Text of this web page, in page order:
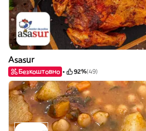
Asasur
Безкоштовно 92%(49)